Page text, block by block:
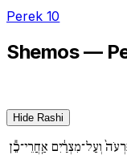
Perek 10
Shemos —
Hide Rashi
וְעַל־מִצְרַ֔יִם אַֽחֲרֵי־כֵ֕ן